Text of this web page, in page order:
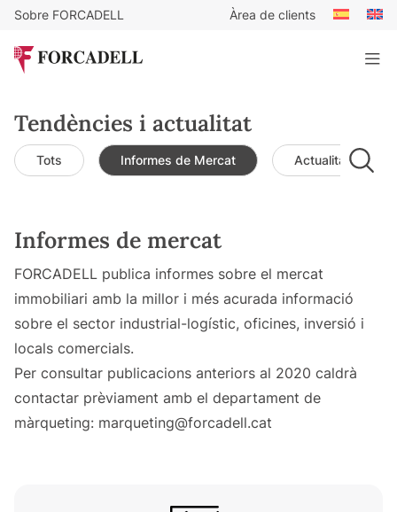
Sobre FORCADELL Àrea de clients
Tendències i actualitat
Tots Informes de Mercat Actualitat de
Informes de mercat
FORCADELL publica informes sobre el mercat
immobiliari amb la millor i més acurada informació
sobre el sector industrial-logístic, oficines, inversió i
locals comercials.
Per consultar publicacions anteriors al 2020 caldrà
contactar prèviament amb el departament de
màrqueting: marqueting@forcadell.cat